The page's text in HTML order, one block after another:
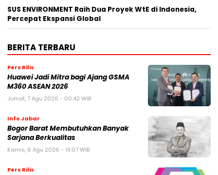
SUS ENVIRONMENT Raih Dua Proyek WtE di Indonesia,
Percepat Ekspansi Global
BERITA TERBARU
Pers Rilis
Huawei Jadi Mitra bagi Ajang GSMA
M360 ASEAN 2026
Jumat, 7 Agu 2026 - 00:42 WIB
Info Jabar
Bogor Barat Membutuhkan Banyak
Sarjana Berkualitas
Kamis, 6 Agu 2026 - 19:07 WIB
Pers Rilis